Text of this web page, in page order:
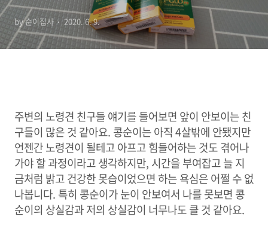
by 순이집사 2020. 6. 9.
주변의 노령견 친구들 얘기를 들어보면 앞이 안보이는 친
구들이 많은 것 같아요. 콩순이는 아직 4살밖에 안됐지만
언젠간 노령견이 될테고 아프고 힘들어하는 것도 겪어나
가야 할 과정이라고 생각하지만, 시간을 부여잡고 늘 지
금처럼 밝고 건강한 못습이었으면 하는 욕심은 어쩔 수 없
나봅니다. 특히 콩순이가 눈이 안보여서 나를 못보면 콩
순이의 상실감과 저의 상실감이 너무나도 클 것 같아요.